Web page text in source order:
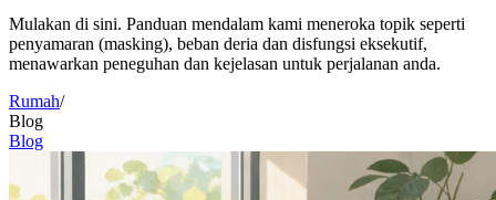
Mulakan di sini. Panduan mendalam kami meneroka topik seperti
penyamaran (masking), beban deria dan disfungsi eksekutif,
menawarkan peneguhan dan kejelasan untuk perjalanan anda.
Rumah/
Blog
Blog